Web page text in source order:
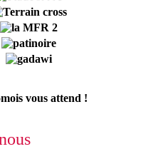
vous attend !
nous